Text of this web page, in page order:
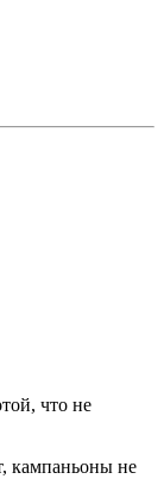
что не
кампаньоны не